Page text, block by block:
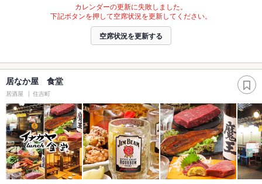
カレンダーの更新に失敗しました。
下記ボタンを押して空席状況を更新してください。
空席状況を更新する
居なか屋 食堂
居酒屋 住吉町